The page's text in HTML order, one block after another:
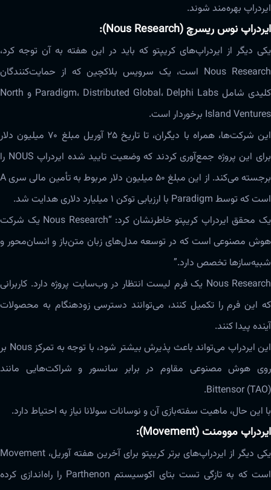
ایردراپ بهره‌مند شوند.
ایردراپ نوس ریسرچ (Nous Research):
یکی دیگر از ایردراپ‌های کریپتو که باید در این هفته به آن توجه کرد،
Nous Research است، یک سرویس بلاکچین که از حمایت‌کنندگان
کلیدی شامل Paradigm، Distributed Global، Delphi Labs و North
Island Ventures برخوردار است.
این شرکت‌ها، همراه با دیگران، تا تاریخ ۲۵ آوریل مبلغ ۷۰ میلیون دلار
برای این پروژه جمع‌آوری کردند که وضعیت تایید شده ایردراپ NOUS را
برجسته می‌کند. از این مبلغ ۵۰ میلیون دلار مربوط به تأمین مالی سری A
است که توسط Paradigm با ارزیابی توکن ۱ میلیارد دلاری هدایت شد.
یک محقق ایردراپ کریپتو خاطرنشان کرد: “Nous Research یک شرکت
هوش مصنوعی است که در توسعه مدل‌های زبان متن‌باز و انسان‌محور و
شبیه‌سازها تخصص دارد.”
Nous Research یک فرم لیست انتظار در وب‌سایت پروژه دارد. کاربرانی
که این فرم را تکمیل کنند، می‌توانند دسترسی زودهنگام به محصولات
آینده پیدا کنند.
این ایردراپ می‌تواند باعث پذیرش بیشتر شود، با توجه به تمرکز Nous بر
روی هوش مصنوعی مقاوم در برابر سانسور و شراکت‌هایی مانند
Bittensor (TAO).
با این حال، ماهیت سفته‌بازی آن و نوسانات سولانا نیاز به احتیاط دارد.
ایردراپ موومنت (Movement):
یکی دیگر از ایردراپ‌های برتر کریپتو برای آخرین هفته آوریل، Movement
است که به تازگی تست بتای اکوسیستم Parthenon را راه‌اندازی کرده